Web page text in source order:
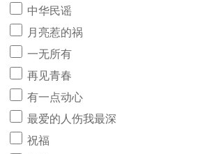
中华民谣
月亮惹的祸
一无所有
再见青春
有一点动心
最爱的人伤我最深
祝福